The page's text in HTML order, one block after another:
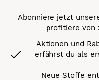
Abonniere jetzt
profitiere von
Aktionen und
erfährst du als
Neue Stoffe